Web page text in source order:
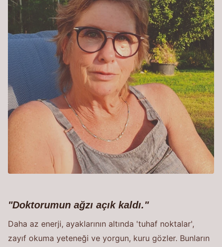
"Doktorumun ağzı açık kaldı."
Daha az enerji, ayaklarının altında 'tuhaf noktalar',
zayıf okuma yeteneği ve yorgun, kuru gözler. Bunların